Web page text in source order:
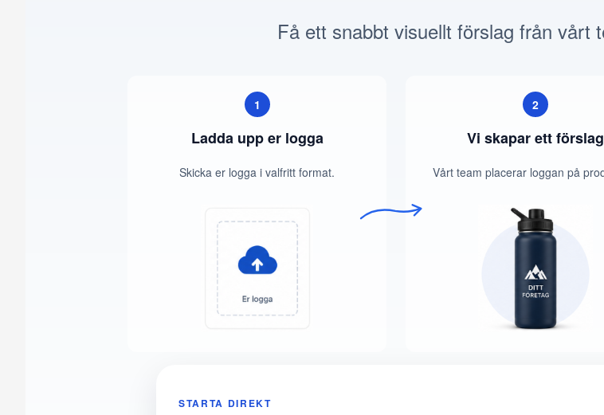
Få ett snabbt visuellt förslag från vårt
1
Ladda upp er logga
Skicka er logga i valfritt format.
2
Vi skapar ett förslag
Vårt team placerar loggan på
STARTA DIREKT